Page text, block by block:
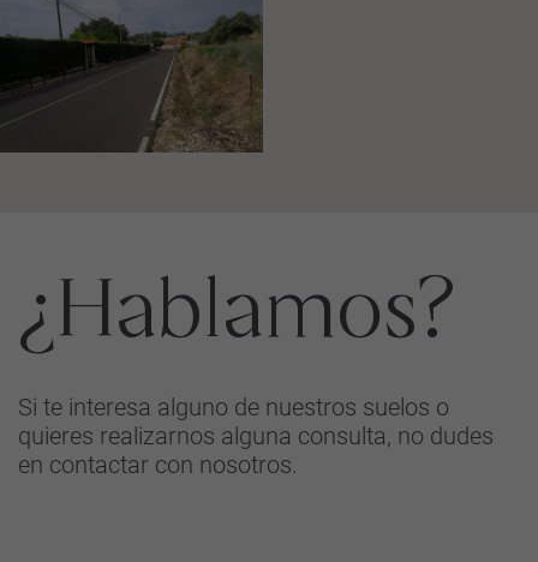
¿Hablamos?
Si te interesa alguno de nuestros suelos o
quieres realizarnos alguna consulta, no dudes
en contactar con nosotros.